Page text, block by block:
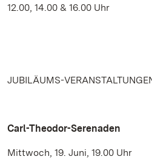
12.00, 14.00 & 16.00 Uhr
JUBILÄUMS-
Carl-Theodor-Serenaden
Mittwoch, 19. Juni, 19.00 Uhr